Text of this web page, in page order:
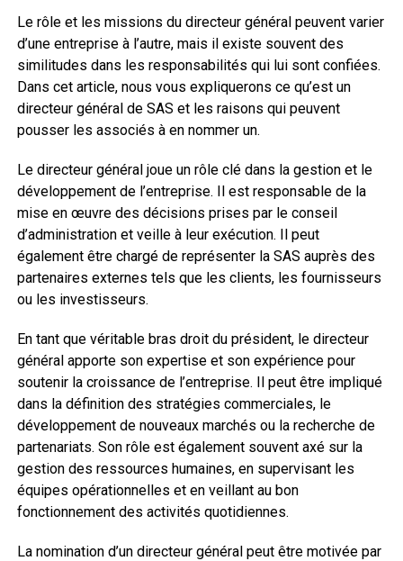
Le rôle et les missions du directeur général peuvent varier
d’une entreprise à l’autre, mais il existe souvent des
similitudes dans les responsabilités qui lui sont confiées.
Dans cet article, nous vous expliquerons ce qu’est un
directeur général de SAS et les raisons qui peuvent
pousser les associés à en nommer un.
Le directeur général joue un rôle clé dans la gestion et le
développement de l’entreprise. Il est responsable de la
mise en œuvre des décisions prises par le conseil
d’administration et veille à leur exécution. Il peut
également être chargé de représenter la SAS auprès des
partenaires externes tels que les clients, les fournisseurs
ou les investisseurs.
En tant que véritable bras droit du président, le directeur
général apporte son expertise et son expérience pour
soutenir la croissance de l’entreprise. Il peut être impliqué
dans la définition des stratégies commerciales, le
développement de nouveaux marchés ou la recherche de
partenariats. Son rôle est également souvent axé sur la
gestion des ressources humaines, en supervisant les
équipes opérationnelles et en veillant au bon
fonctionnement des activités quotidiennes.
La nomination d’un directeur général peut être motivée par